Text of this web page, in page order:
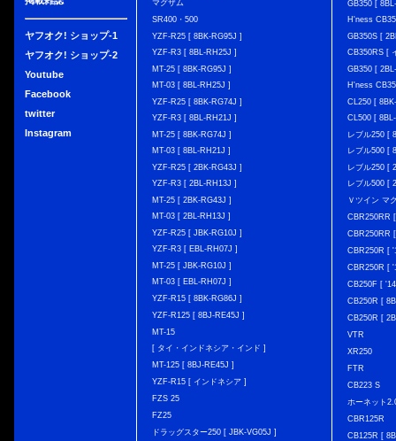
ヤフオク! ショップ-1
ヤフオク! ショップ-2
Youtube
Facebook
twitter
Instagram
マグザム
SR400・500
YZF-R25 [ 8BK-RG95J ]
YZF-R3 [ 8BL-RH25J ]
MT-25 [ 8BK-RG95J ]
MT-03 [ 8BL-RH25J ]
YZF-R25 [ 8BK-RG74J ]
YZF-R3 [ 8BL-RH21J ]
MT-25 [ 8BK-RG74J ]
MT-03 [ 8BL-RH21J ]
YZF-R25 [ 2BK-RG43J ]
YZF-R3 [ 2BL-RH13J ]
MT-25 [ 2BK-RG43J ]
MT-03 [ 2BL-RH13J ]
YZF-R25 [ JBK-RG10J ]
YZF-R3 [ EBL-RH07J ]
MT-25 [ JBK-RG10J ]
MT-03 [ EBL-RH07J ]
YZF-R15 [ 8BK-RG86J ]
YZF-R125 [ 8BJ-RE45J ]
MT-15
[ タイ・インドネシア・インド ]
MT-125 [ 8BJ-RE45J ]
YZF-R15 [ インドネシア ]
FZS 25
FZ25
ドラッグスター250 [ JBK-VG05J ]
GB350 [
H'ness
GB350S [
CB350RS [
GB350 [
H'ness
CL250 [
CL500 [
レブル250 [
レブル500 [
レブル250 [
レブル500 [
Ｖツイン マ
CBR250RR
CBR250RR
CBR250R [
CBR250R [
CB250F [
CB250R [
CB250R [
VTR
XR250
FTR
CB223 S
ホーネット
CBR125R
CB125R [